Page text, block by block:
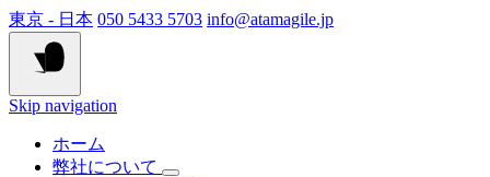
東京 - 日本 050 5433 5703 info@atamagile.jp
Skip navigation
ホーム
弊社について